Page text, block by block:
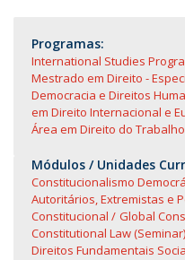
Programas:
International Studies
Mestrado em Direito -
Democracia e Direitos
em Direito Internacional e
Área em Direito do Trabalho
Módulos / Unidades
Constitucionalismo
Autoritários, Extremistas e
Constitucional
Global
Constitutional Law (Seminar)
Direitos Fundamentais